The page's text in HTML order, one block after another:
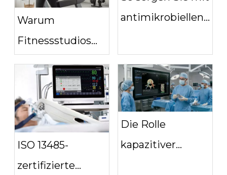
Lösungen
Warum
Fitnessstudios
industrielle
Displays und
keine Consumer-
Tablets
benötigen
antimikrobiellen
Touchscreens für
Hygiene
ISO 13485-
zertifizierte
Die Rolle
kapazitiver